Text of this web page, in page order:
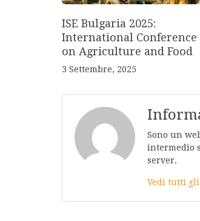
ISE Bulgaria 2025:
International Conference
on Agriculture and Food
3 Settembre, 2025
Sono un
intermedio
server.
Vedi tutti